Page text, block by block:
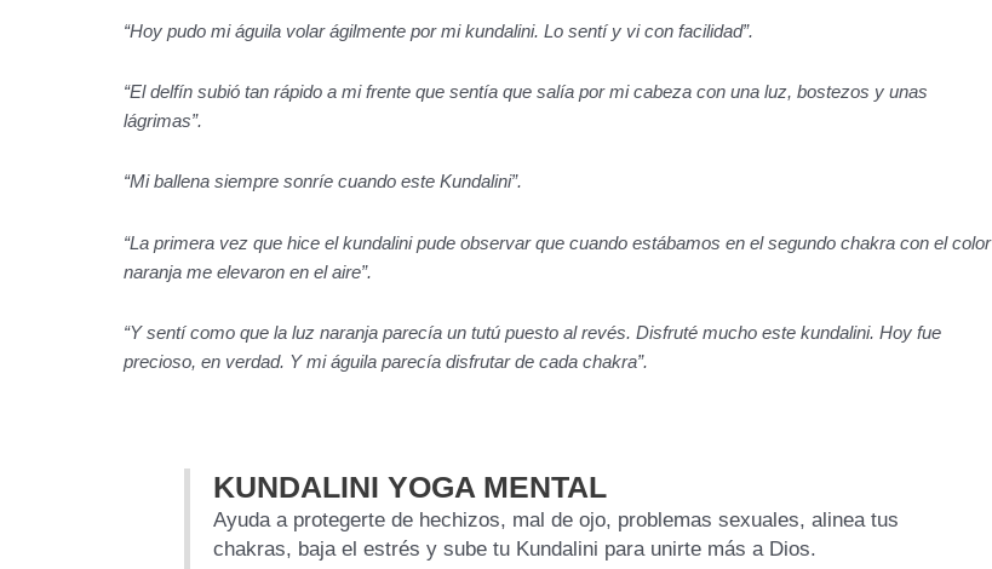
“Hoy pudo mi águila volar ágilmente por mi kundalini. Lo sentí y vi con facilidad”.
“El delfín subió tan rápido a mi frente que sentía que salía por mi cabeza con una luz, bostezos y unas
lágrimas”.
“Mi ballena siempre sonríe cuando este Kundalini”.
“La primera vez que hice el kundalini pude observar que cuando estábamos en el segundo chakra con el color
naranja me elevaron en el aire”.
“Y sentí como que la luz naranja parecía un tutú puesto al revés. Disfruté mucho este kundalini. Hoy fue
precioso, en verdad. Y mi águila parecía disfrutar de cada chakra”.
KUNDALINI YOGA MENTAL
Ayuda a protegerte de hechizos, mal de ojo, problemas sexuales, alinea tus
chakras, baja el estrés y sube tu Kundalini para unirte más a Dios.